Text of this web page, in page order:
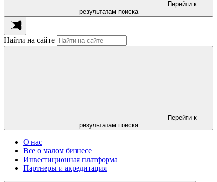
Перейти к
результатам поиска
Найти на сайте
Перейти к
результатам поиска
О нас
Все о малом бизнесе
Инвестиционная платформа
Партнеры и акредитация